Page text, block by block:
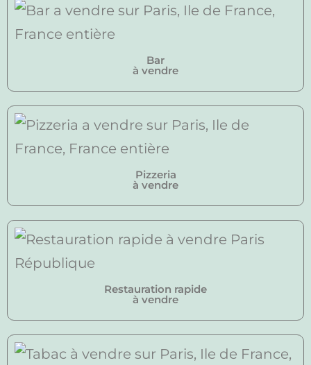
Bar
à vendre
Pizzeria
à vendre
Restauration rapide
à vendre